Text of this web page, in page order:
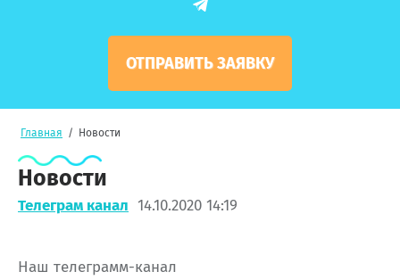
ОТПРАВИТЬ ЗАЯВКУ
Главная / Новости
Новости
Телеграм канал 14.10.2020 14:19
Наш телеграмм-канал